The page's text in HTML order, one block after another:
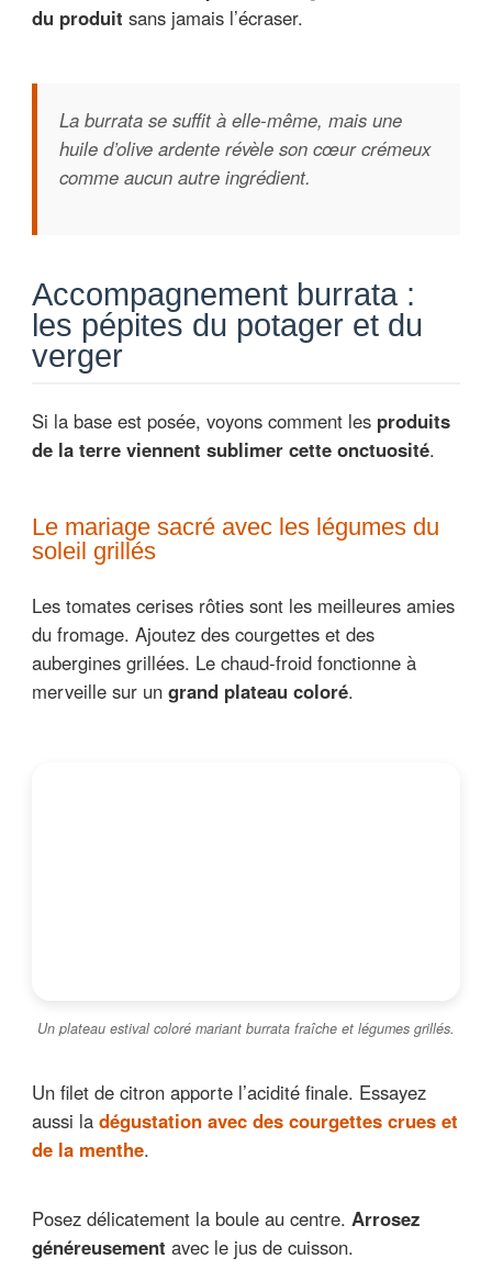
du produit sans jamais l’écraser.
La burrata se suffit à elle-même, mais une
huile d’olive ardente révèle son cœur crémeux
comme aucun autre ingrédient.
Accompagnement burrata :
les pépites du potager et du
verger
Si la base est posée, voyons comment les produits
de la terre viennent sublimer cette onctuosité.
Le mariage sacré avec les légumes du
soleil grillés
Les tomates cerises rôties sont les meilleures amies
du fromage. Ajoutez des courgettes et des
aubergines grillées. Le chaud-froid fonctionne à
merveille sur un grand plateau coloré.
Un plateau estival coloré mariant burrata fraîche et légumes grillés.
Un filet de citron apporte l’acidité finale. Essayez
aussi la dégustation avec des courgettes crues et
de la menthe.
Posez délicatement la boule au centre. Arrosez
généreusement avec le jus de cuisson.